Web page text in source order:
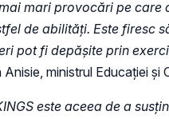
mari provocări pe care
de abilități. Este firesc
pot fi depășite prin
ministrul Educației și
este aceea de a